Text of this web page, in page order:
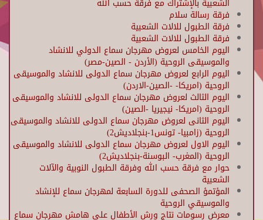
الشعبية بالإشتراك مع فرقة حسب الله
فرقة رسالة سلام
فرقة الطبول للالات الشعبية
فرقة الطبول للالات الشعبية
اليوم الخامس لعروض مهرجان سماع الدولي للانشاد
والموسيقى الروحية (الأردن - الصين-مصر)
اليوم الرابع لعروض مهرجان سماع الدولى للانشاد والموسيقى
الروحية (امريكا- -الصين-الاردن)
اليوم الثالث لعروض مهرجان سماع الدولى للانشاد والموسيقى
الروحية (امريكا- نيجيريا -الصين)
اليوم الثانى لعروض مهرجان سماع الدولى للانشاد والموسيقى
الروحية (زامبيا- تونس1-بنجلاديش2)
اليوم الاول لعروض مهرجان سماع الدولى للانشاد والموسيقى
الروحية (المغرب- البوسنة-بنجلاديش2)
حوار مع فرقة حسب الله وفرقة الطبول النوبية والآلات
الشعبية
المؤتمؤ الصحفى للدورة السابعة لمهرجان سماع للإنشاد
والموسيقي الروحية
معرض رسومات نتاج ورش الأطفال علي هامش مهرجان سماع